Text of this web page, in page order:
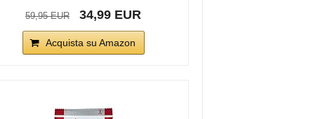
59,95 EUR 34,99 EUR
Acquista su Amazon